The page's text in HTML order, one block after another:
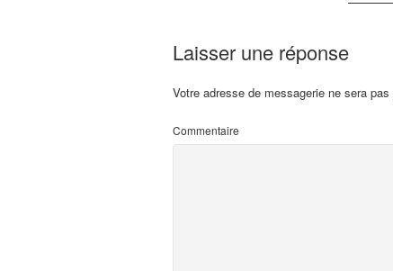
Laisser une réponse
Votre adresse de messagerie ne sera pas
Commentaire